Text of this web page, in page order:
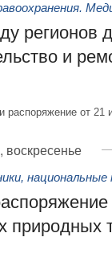
регионов
и
распоряжение от
национальные
природных